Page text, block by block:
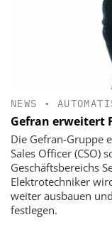
NEWS •
Gefran erweitert
Die Gefran-Gruppe
Sales Officer (CSO)
Geschäftsbereichs
Elektrotechniker
weiter ausbauen
festlegen.